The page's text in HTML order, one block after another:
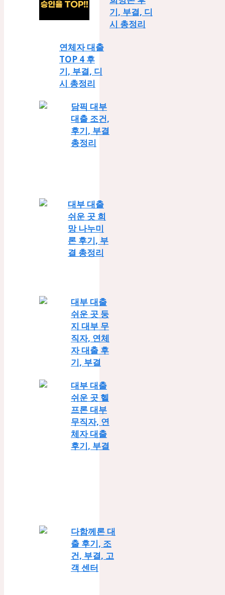
기, 부결, 디
시 총정리
연체자 대출
TOP 4 후
기, 부결, 디
시 총정리
담픽 대부
대출 조건,
후기, 부결
총정리
대부 대출
쉬운 곳 희
망 나누미
론 후기, 부
결 총정리
대부 대출
쉬운 곳 둥
지 대부 무
직자, 연체
자 대출 후
기, 부결
대부 대출
쉬운 곳 헬
프론 대부
무직자, 연
체자 대출
후기, 부결
다함께론 대
출 후기, 조
건, 부결, 고
객 센터